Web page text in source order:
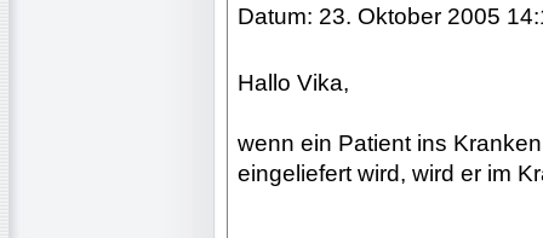
Datum: 23. Oktober 2005
Hallo Vika,
wenn ein Patient ins
eingeliefert wird, wird er im